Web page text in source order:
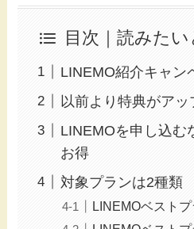
目次｜読みた
LINEMO紹介キャン
以前より特典がアッ
LINEMOを申し込む
お得
対象プランは2種類
LINEMOベストプ